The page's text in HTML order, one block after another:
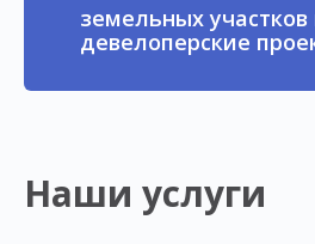
земельных
девелоперские
Наши услуги